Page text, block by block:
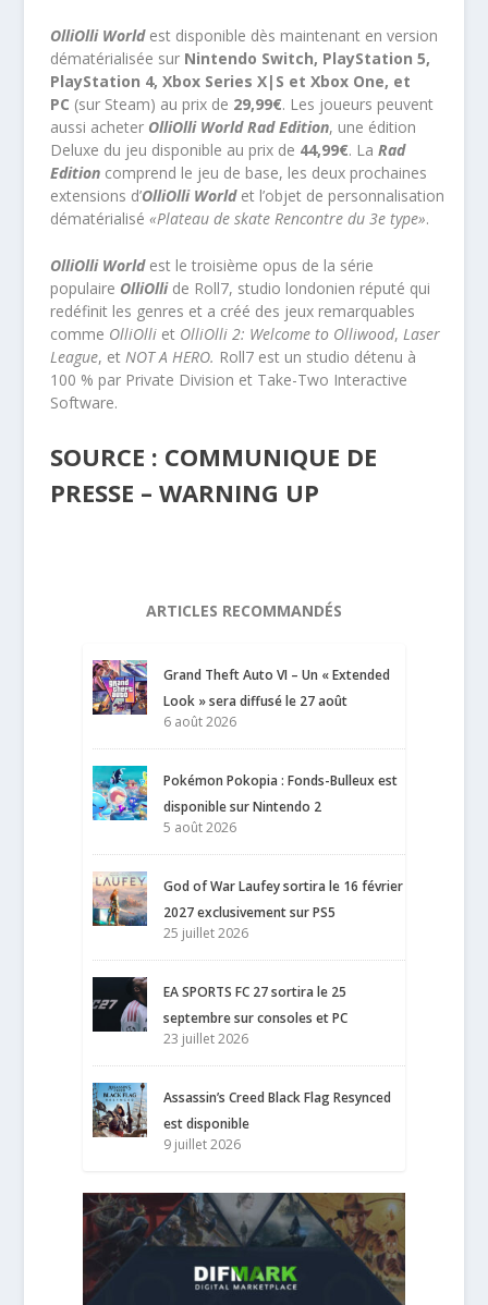
OlliOlli Worldest disponible dès maintenant en version
dématérialisée sur Nintendo Switch, PlayStation 5,
PlayStation 4, Xbox Series X|S et Xbox One, et
PC (sur Steam) au prix de 29,99€. Les joueurs peuvent
aussi acheter OlliOlli World Rad Edition, une édition
Deluxe du jeu disponible au prix de 44,99€. LaRad
Edition comprend le jeu de base, les deux prochaines
extensions d’OlliOlli Worldet l’objet de personnalisation
dématérialisé«Plateau de skate Rencontre du 3e type».
OlliOlli Worldest le troisième opus de la série
populaire OlliOllide Roll7, studio londonien réputé qui
redéfinit les genres et a créé des jeux remarquables
comme OlliOlli et OlliOlli 2: Welcome to Olliwood,Laser
League, et NOT A HERO. Roll7 est un studio détenu à
100 % par Private Division et Take-Two Interactive
Software.
SOURCE : COMMUNIQUE DE
PRESSE – WARNING UP
ARTICLES RECOMMANDÉS
Grand Theft Auto VI – Un « Extended
Look » sera diffusé le 27 août
6 août 2026
Pokémon Pokopia : Fonds-Bulleux est
disponible sur Nintendo 2
5 août 2026
God of War Laufey sortira le 16 février
2027 exclusivement sur PS5
25 juillet 2026
EA SPORTS FC 27 sortira le 25
septembre sur consoles et PC
23 juillet 2026
Assassin’s Creed Black Flag Resynced
est disponible
9 juillet 2026